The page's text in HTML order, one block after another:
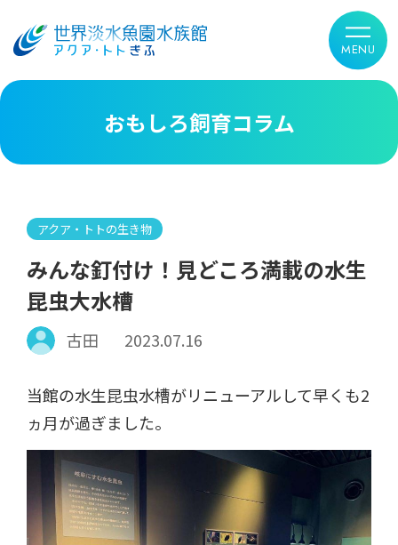
おもしろ飼育コラム
アクア・トトの生き物
みんな釘付け！見どころ満載の水生
昆虫大水槽
古田 2023.07.16
当館の水生昆虫水槽がリニューアルして早くも2
ヵ月が過ぎました。